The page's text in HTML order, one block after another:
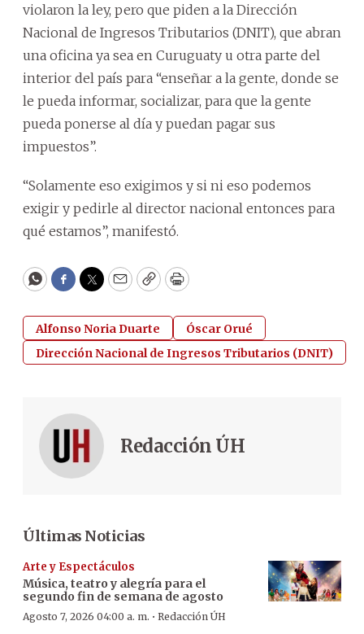
violaron la ley, pero que piden a la Dirección
Nacional de Ingresos Tributarios (DNIT), que abran
una oficina ya sea en Curuguaty u otra parte del
interior del país para “enseñar a la gente, donde se
le pueda informar, socializar, para que la gente
pueda ponerse al día y puedan pagar sus
impuestos”.
“Solamente eso exigimos y si ni eso podemos
exigir y pedirle al director nacional entonces para
qué estamos”, manifestó.
WhatsApp
Facebook
Twitter
EmailCopyPrint
Alfonso Noria Duarte
Óscar Orué
Dirección Nacional de Ingresos Tributarios (DNIT)
Redacción ÚH
Últimas Noticias
Arte y Espectáculos
Música, teatro y alegría para el
segundo fin de semana de agosto
Agosto 7, 2026 04:00 a. m. · Redacción ÚH